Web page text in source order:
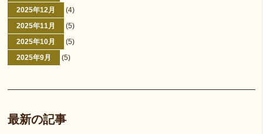
2025年12月
(4)
2025年11月
(5)
2025年10月
(5)
2025年9月
(5)
最新の記事